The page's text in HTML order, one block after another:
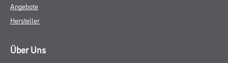
Angebote
Hersteller
Über Uns